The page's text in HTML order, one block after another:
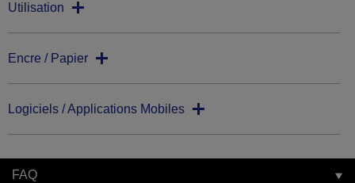
Utilisation
Encre / Papier
Logiciels / Applications Mobiles
FAQ